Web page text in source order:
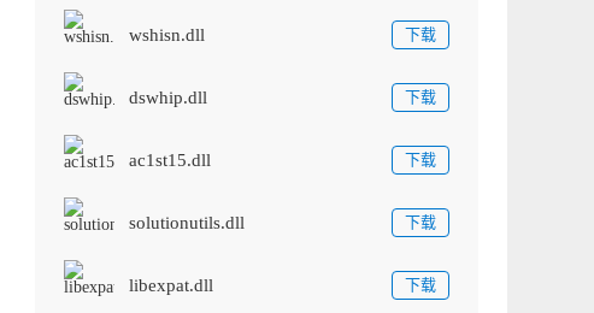
wshisn.dll 下载
dswhip.dll 下载
ac1st15.dll 下载
solutionutils.dll 下载
libexpat.dll 下载